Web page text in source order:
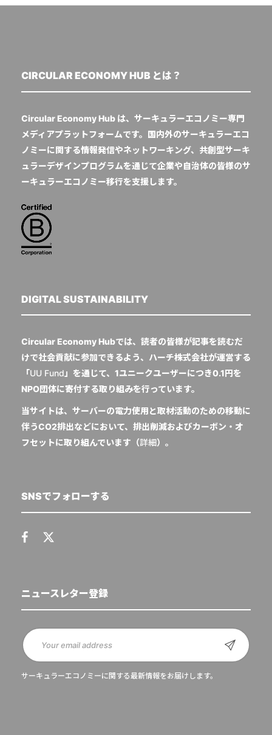
CIRCULAR ECONOMY HUB とは？
Circular Economy Hub は、サーキュラーエコノミー専門
メディアプラットフォームです。国内外のサーキュラーエコ
ノミーに関する情報発信やネットワーキング、共創型サーキ
ュラーデザインプログラムを通じて企業や自治体の皆様のサ
ーキュラーエコノミー移行を支援します。
DIGITAL SUSTAINABILITY
Circular Economy Hubでは、読者の皆様が記事を読むだ
けで社会貢献に参加できるよう、ハーチ株式会社が運営する
「UU Fund 」を通じて、1ユニークユーザーにつき0.1円を
NPO団体に寄付する取り組みを行っています。
当サイトは、サーバーの電力使用と取材活動のための移動に
伴うCO2排出などにおいて、排出削減およびカーボン・オ
フセットに取り組んでいます（詳細）。
SNSでフォローする
ニュースレター登録
サーキュラーエコノミーに関する最新情報をお届けします。